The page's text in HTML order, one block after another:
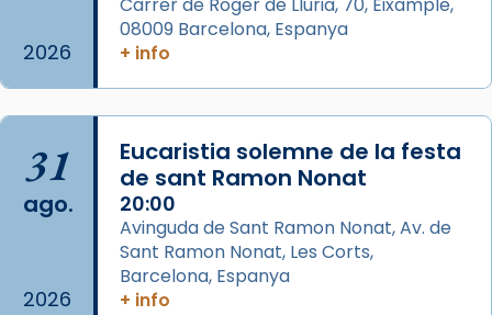
comitè organitzador de la visita apostòlica
del Sant Pare Lleó XIV a Barcelona, i als
L’arquebisbe de Barcelona, el cardenal Joan
Josep Omella, ha presidit la missa i l’ha
concelebrat el bisbe auxiliar de Barcelona,
Mons. David Abadías.
📸 Dr. G. Simón
View on Facebook ·
2026
Carrer de Roger de Llúria, 70, Eixample,
08009 Barcelona, Espanya
+ info
31
ago.
2026
Eucaristia solemne de la festa
de sant Ramon Nonat
20:00
Avinguda de Sant Ramon Nonat, Av. de
Sant Ramon Nonat, Les Corts,
Barcelona, Espanya
+ info